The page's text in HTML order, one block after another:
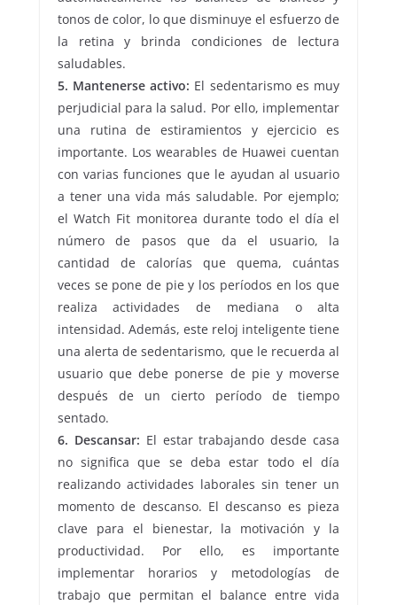
tonos de color, lo que disminuye el esfuerzo de
la retina y brinda condiciones de lectura
saludables.
5. Mantenerse activo: El sedentarismo es muy
perjudicial para la salud. Por ello, implementar
una rutina de estiramientos y ejercicio es
importante. Los wearables de Huawei cuentan
con varias funciones que le ayudan al usuario
a tener una vida más saludable. Por ejemplo;
el Watch Fit monitorea durante todo el día el
número de pasos que da el usuario, la
cantidad de calorías que quema, cuántas
veces se pone de pie y los períodos en los que
realiza actividades de mediana o alta
intensidad. Además, este reloj inteligente tiene
una alerta de sedentarismo, que le recuerda al
usuario que debe ponerse de pie y moverse
después de un cierto período de tiempo
sentado.
6. Descansar: El estar trabajando desde casa
no significa que se deba estar todo el día
realizando actividades laborales sin tener un
momento de descanso. El descanso es pieza
clave para el bienestar, la motivación y la
productividad. Por ello, es importante
implementar horarios y metodologías de
trabajo que permitan el balance entre vida